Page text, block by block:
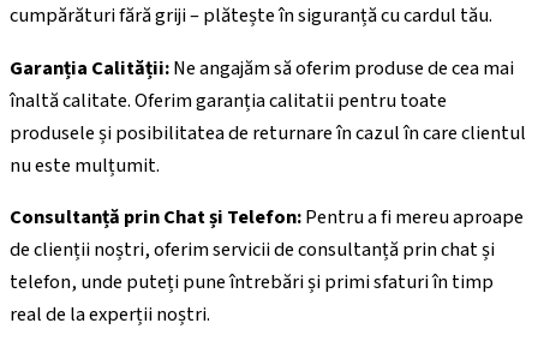
cumpărături fără griji – plătește în siguranță cu cardul tău.
Garanția Calității:Ne angajăm să oferim produse de cea mai
înaltă calitate. Oferim garanția calitatii pentru toate
produsele și posibilitatea de returnare în cazul în care clientul
nu este mulțumit.
Consultanță prin Chat și Telefon:Pentru a fi mereu aproape
de clienții noștri, oferim servicii de consultanță prin chat și
telefon, unde puteți pune întrebări și primi sfaturi în timp
real de la experții noștri.